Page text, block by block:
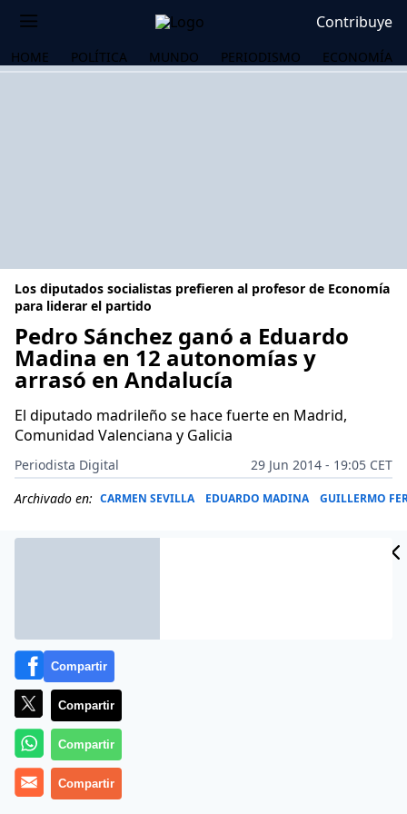
Contribuye
HOME POLÍTICA MUNDO PERIODISMO ECONOMÍA
Los diputados socialistas prefieren al profesor de Economía
para liderar el partido
Pedro Sánchez ganó a Eduardo
Madina en 12 autonomías y
arrasó en Andalucía
El diputado madrileño se hace fuerte en Madrid,
Comunidad Valenciana y Galicia
Periodista Digital
29 Jun 2014 - 19:05 CET
Archivado en: CARMEN SEVILLA EDUARDO MADINA GUILLERMO
Más información
Compartir
Compartir
Compartir
Compartir